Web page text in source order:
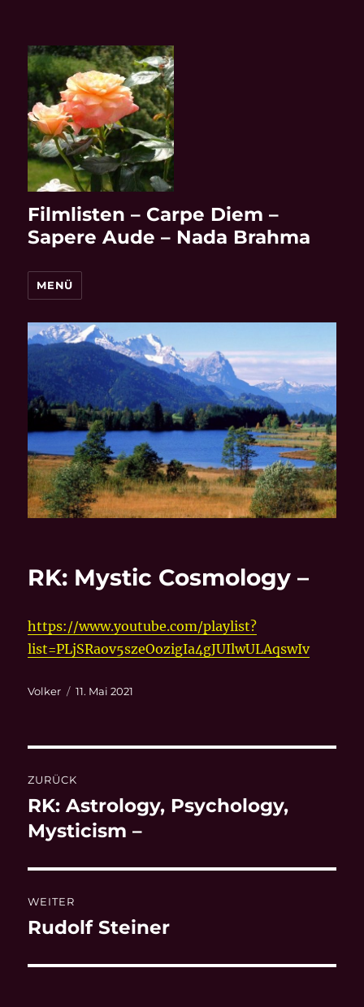
Filmlisten – Carpe Diem –
Sapere Aude – Nada Brahma
MENÜ
RK: Mystic Cosmology –
https://www.youtube.com/playlist?
list=PLjSRaov5szeOozigIa4gJUIlwULAqswIv
Autor
Volker
Veröffentlicht
11. Mai 2021
ZURÜCK
Vorheriger
Beitrag:
RK: Astrology, Psychology,
Mysticism –
WEITER
Nächster
Rudolf Steiner